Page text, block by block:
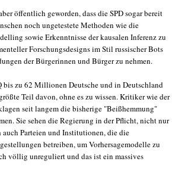
öffentlich geworden, dass die SPD sogar bereit
noch ungetestete Methoden wie die
sowie Erkenntnisse der kausalen Inferenz zu
Forschungsdesigns im Stil russischer Bots
der Bürgerinnen und Bürger zu nehmen.
bis zu 62 Millionen Deutsche und in Deutschland
Teil davon, ohne es zu wissen. Kritiker wie der
seit langem die bisherige "Beißhemmung"
Sie sehen die Regierung in der Pflicht, nicht nur
Parteien und Institutionen, die die
betreiben, um Vorhersagemodelle zu
völlig unreguliert und das ist ein massives